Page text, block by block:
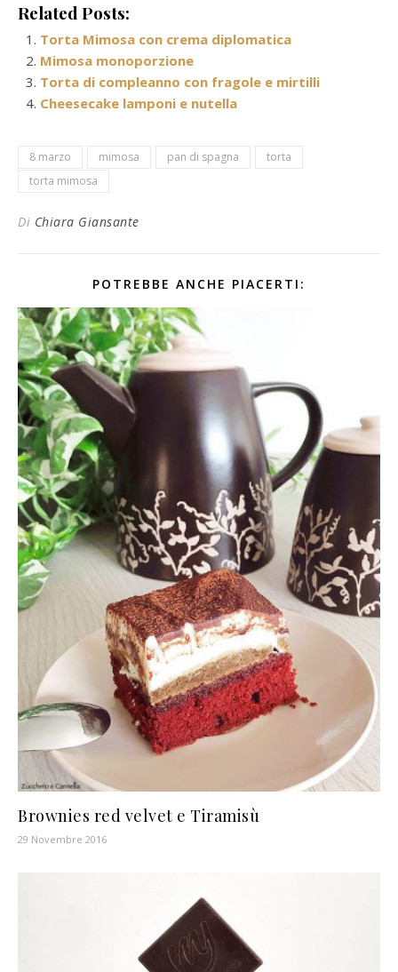
Related Posts:
Torta Mimosa con crema diplomatica
Mimosa monoporzione
Torta di compleanno con fragole e mirtilli
Cheesecake lamponi e nutella
8 marzo mimosa pan di spagna
torta
torta mimosa
Di Chiara Giansante
POTREBBE ANCHE PIACERTI:
Brownies red velvet e Tiramisù
29 Novembre 2016